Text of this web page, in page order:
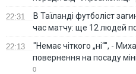
22:31
В Таїланді футболіст
час матчу: ще 12 людей
22:13
"Немає чіткого „ні“", -
повернення на посаду
0